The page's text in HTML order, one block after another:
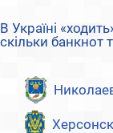
В Україні
скільки банкнот